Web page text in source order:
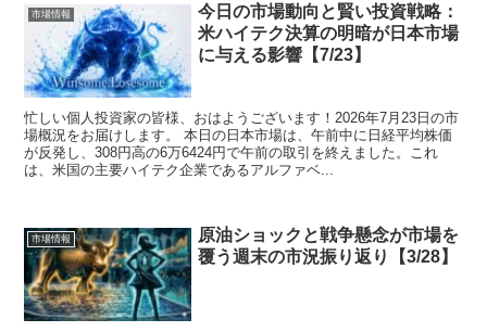
市場情報
今日の市場動向と賢い投資戦略：
米ハイテク決算の明暗が日本市場
に与える影響【7/23】
忙しい個人投資家の皆様、おはようございます！2026年7月23日の市
場概況をお届けします。 本日の日本市場は、午前中に日経平均株価
が反発し、308円高の6万6424円で午前の取引を終えました。これ
は、米国の主要ハイテク企業であるアルファベ...
市場情報
原油ショックと戦争懸念が市場を
覆う週末の市況振り返り【3/28】